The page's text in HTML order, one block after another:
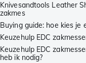
Knivesandtools Leather
zakmes
Buying guide: hoe kies je
Keuzehulp EDC
Keuzehulp EDC
heb ik nodig?